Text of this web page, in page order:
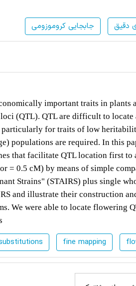
جابجایی کروموزومی دقیق
important traits in
(QTL). QTL are difficult to
particularly for traits of low
populations are required. In this
that facilitate QTL location first
= 0.5 cM) by means of simple
Strains" (STAIRS) plus single
and illustrate their construction
We were able to locate flowering
fine mapping